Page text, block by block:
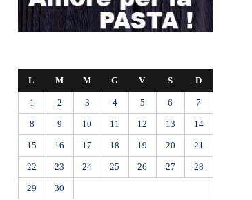
L M M G V S D
1 2 3 4 5 6 7
8 9 10 11 12 13 14
15 16 17 18 19 20 21
22 23 24 25 26 27 28
29 30